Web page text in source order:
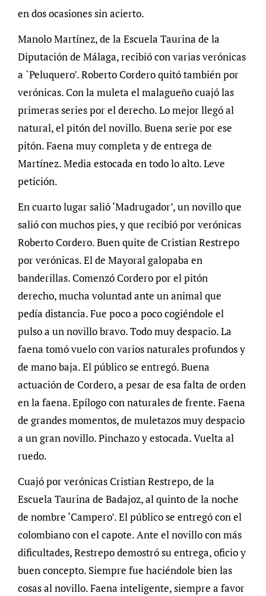
en dos ocasiones sin acierto.
Manolo Martínez, de la Escuela Taurina de la
Diputación de Málaga, recibió con varias verónicas
a `Peluquero’. Roberto Cordero quitó también por
verónicas. Con la muleta el malagueño cuajó las
primeras series por el derecho. Lo mejor llegó al
natural, el pitón del novillo. Buena serie por ese
pitón. Faena muy completa y de entrega de
Martínez. Media estocada en todo lo alto. Leve
petición.
En cuarto lugar salió ‘Madrugador’, un novillo que
salió con muchos pies, y que recibió por verónicas
Roberto Cordero. Buen quite de Cristian Restrepo
por verónicas. El de Mayoral galopaba en
banderillas. Comenzó Cordero por el pitón
derecho, mucha voluntad ante un animal que
pedía distancia. Fue poco a poco cogiéndole el
pulso a un novillo bravo. Todo muy despacio. La
faena tomó vuelo con varios naturales profundos y
de mano baja. El público se entregó. Buena
actuación de Cordero, a pesar de esa falta de orden
en la faena. Epílogo con naturales de frente. Faena
de grandes momentos, de muletazos muy despacio
a un gran novillo. Pinchazo y estocada. Vuelta al
ruedo.
Cuajó por verónicas Cristian Restrepo, de la
Escuela Taurina de Badajoz, al quinto de la noche
de nombre ‘Campero’. El público se entregó con el
colombiano con el capote. Ante el novillo con más
dificultades, Restrepo demostró su entrega, oficio y
buen concepto. Siempre fue haciéndole bien las
cosas al novillo. Faena inteligente, siempre a favor